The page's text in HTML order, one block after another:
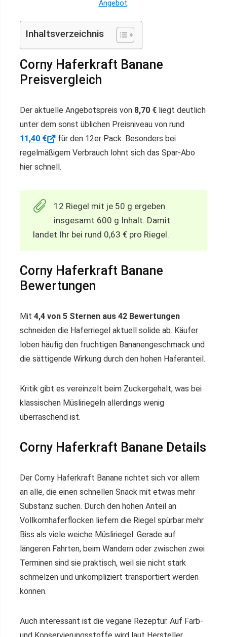
Angebot.
Inhaltsverzeichnis
Corny Haferkraft Banane
Preisvergleich
Der aktuelle Angebotspreis von 8,70 € liegt deutlich
unter dem sonst üblichen Preisniveau von rund
11,40 €
für den 12er Pack. Besonders bei
regelmäßigem Verbrauch lohnt sich das Spar-Abo
hier schnell.
12 Riegel mit je 50 g ergeben
insgesamt 600 g Inhalt. Damit
landet Ihr bei rund 0,63 € pro Riegel.
Corny Haferkraft Banane
Bewertungen
Mit 4,4 von 5 Sternen aus 42 Bewertungen
schneiden die Haferriegel aktuell solide ab. Käufer
loben häufig den fruchtigen Bananengeschmack und
die sättigende Wirkung durch den hohen Haferanteil.
Kritik gibt es vereinzelt beim Zuckergehalt, was bei
klassischen Müsliriegeln allerdings wenig
überraschend ist.
Corny Haferkraft Banane Details
Der Corny Haferkraft Banane richtet sich vor allem
an alle, die einen schnellen Snack mit etwas mehr
Substanz suchen. Durch den hohen Anteil an
Vollkornhaferflocken liefern die Riegel spürbar mehr
Biss als viele weiche Müsliriegel. Gerade auf
längeren Fahrten, beim Wandern oder zwischen zwei
Terminen sind sie praktisch, weil sie nicht stark
schmelzen und unkompliziert transportiert werden
können.
Auch interessant ist die vegane Rezeptur. Auf Farb-